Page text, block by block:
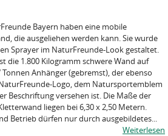
Bayern haben eine mobile
die ausgeliehen werden kann. Sie wurde
Sprayer im NaturFreunde-Look gestaltet.
die 1.800 Kilogramm schwere Wand auf
Tonnen Anhänger (gebremst), der ebenso
Logo, dem Natursportemblem
Beschriftung versehen ist. Die Maße der
liegen bei 6,30 x 2,50 Metern.
Betrieb dürfen nur durch ausgebildetes...
Weiterlesen